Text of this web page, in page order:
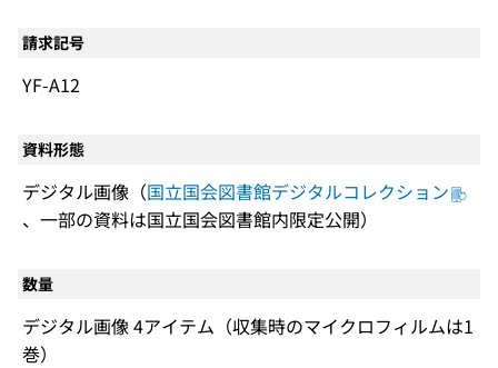
請求記号
YF-A12
資料形態
デジタル画像（国立国会図書館デジタルコレクション
、一部の資料は国立国会図書館内限定公開）
数量
デジタル画像 4アイテム（収集時のマイクロフィルムは1
巻）